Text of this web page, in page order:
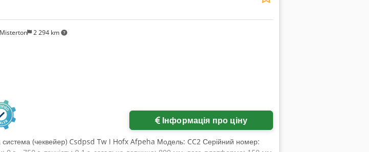
2 294 km
Інформація про ціну
система (чеквейер) Csdpsd Tw I Hofx Afpeha Модель: CC2 Серійний номер: